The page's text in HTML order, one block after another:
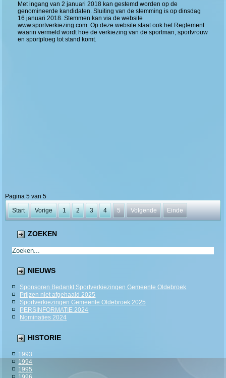
Met ingang van 2 januari 2018 kan gestemd worden op de
genomineerde kandidaten. Sluiting van de stemming is op dinsdag
16 januari 2018. Stemmen kan via de website
www.sportverkiezing.com. Op deze website staat ook het Reglement
waarin vermeld wordt hoe de verkiezing van de sportman, sportvrouw
en sportploeg tot stand komt.
Pagina 5 van 5
Start
Vorige 1 2 3 4 5 Volgende Einde
ZOEKEN
NIEUWS
Sponsoren Bedankt Sportverkiezingen Gemeente Oldebroek
Prijzen niet afgehaald 2025
Sportverkiezingen Gemeente Oldebroek 2025
PERSINFORMATIE 2024
Nominaties 2024
HISTORIE
1993
1994
1995